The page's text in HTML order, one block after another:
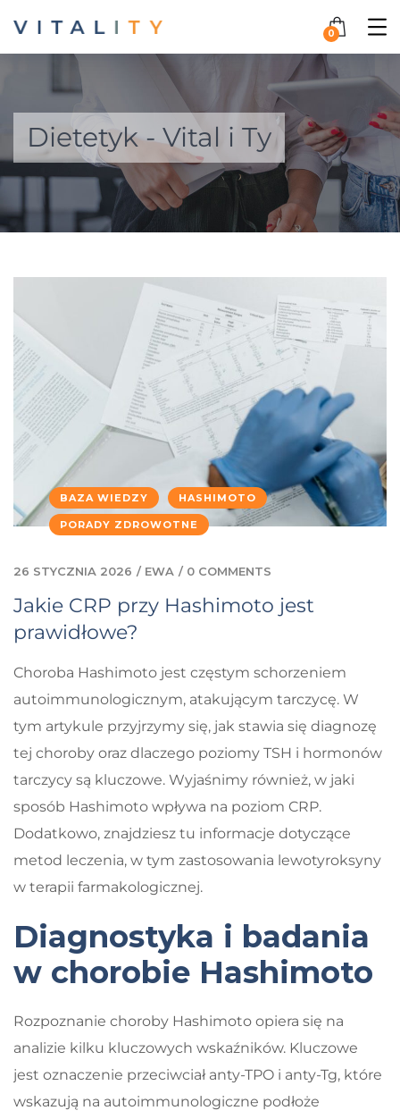
0
Dietetyk - Vital i Ty
BAZA WIEDZY HASHIMOTO
PORADY ZDROWOTNE
26 STYCZNIA 2026 / EWA / 0 COMMENTS
Jakie CRP przy Hashimoto jest
prawidłowe?
Choroba Hashimoto jest częstym schorzeniem
autoimmunologicznym, atakującym tarczycę. W
tym artykule przyjrzymy się, jak stawia się diagnozę
tej choroby oraz dlaczego poziomy TSH i hormonów
tarczycy są kluczowe. Wyjaśnimy również, w jaki
sposób Hashimoto wpływa na poziom CRP.
Dodatkowo, znajdziesz tu informacje dotyczące
metod leczenia, w tym zastosowania lewotyroksyny
w terapii farmakologicznej.
Diagnostyka i badania
w chorobie Hashimoto
Rozpoznanie choroby Hashimoto opiera się na
analizie kilku kluczowych wskaźników. Kluczowe
jest oznaczenie przeciwciał anty-TPO i anty-Tg, które
wskazują na autoimmunologiczne podłoże